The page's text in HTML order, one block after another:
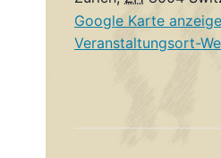
Google Karte
Veranstaltungsort-